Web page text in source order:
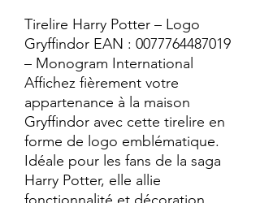
Tirelire Harry Potter – Logo
Gryffindor EAN : 0077764487019
– Monogram International
Affichez fièrement votre
appartenance à la maison
Gryffindor avec cette tirelire en
forme de logo emblématique.
Idéale pour les fans de la saga
Harry Potter, elle allie